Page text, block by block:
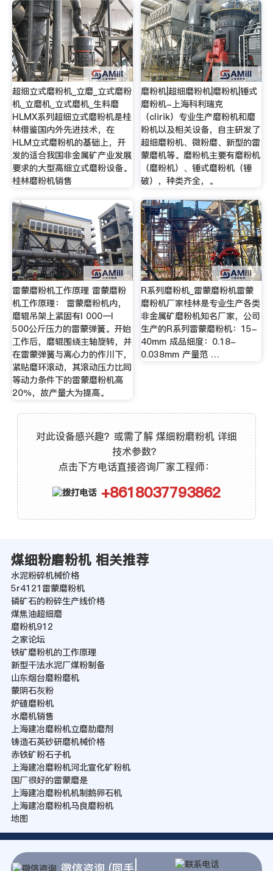
超细立式磨粉机_立磨_立式磨粉
机_立磨机_立式磨机_生料磨
HLMX系列超细立式磨粉机是桂
林借鉴国内外先进技术，在
HLM立式磨粉机的基础上，开
发的适合我国非金属矿产业发展
要求的大型高细立式磨粉设备。
桂林磨粉机销售
磨粉机|超细磨粉机|磨粉机|锤式
磨粉机-上海科利瑞克
（clirik）专业生产磨粉机和磨
粉机以及相关设备，自主研发了
超细磨粉机、微粉磨、新型的雷
蒙磨机等。磨粉机主要有磨粉机
（磨粉机）、锤式磨粉机（锤
破），种类齐全，。
雷蒙磨粉机工作原理 雷蒙磨粉
机工作原理： 雷蒙磨粉机内，
磨辊吊架上紧固有l 000一l
500公斤压力的雷蒙弹簧。开始
工作后，磨辊围绕主轴旋转，并
在雷蒙弹簧与离心力的作川下，
紧贴磨环滚动，其滚动压力比同
等动力条件下的雷蒙磨粉机高
20％，故产量大为提高。
R系列磨粉机_雷蒙磨粉机雷蒙
磨粉机厂家桂林是专业生产各类
非金属矿磨粉机知名厂家，公司
生产的R系列雷蒙磨粉机：15-
40mm 成品细度：0.18-
0.038mm 产量范 …
对此设备感兴趣？或需了解 煤细粉磨粉机 详细
技术参数？
点击下方电话直接咨询厂家工程师：
+8618037793862
煤细粉磨粉机 相关推荐
水泥粉碎机械价格
5r4121雷蒙磨粉机
磷矿石的粉碎生产线价格
煤焦油超细磨
磨粉机912
之家论坛
铁矿磨粉机的工作原理
新型干法水泥厂煤粉制备
山东烟台磨粉磨机
蒙阴石灰粉
炉碴磨粉机
水磨机销售
上海建冶磨粉机立磨肋磨剂
铸造石英砂研磨机械价格
赤铁矿粉石子机
上海建冶磨粉机河北宣化矿粉机
国厂很好的雷蒙磨是
上海建冶磨粉机机制鹅卵石机
上海建冶磨粉机马良磨粉机
地图